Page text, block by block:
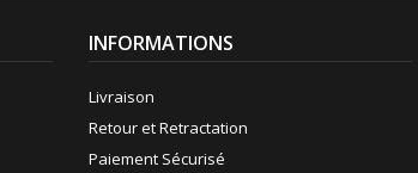
INFORMATIONS
Livraison
Retour et Retractation
Paiement Sécurisé